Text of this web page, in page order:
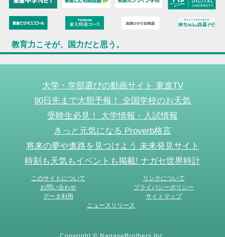
教育力こそが、国力だと思う。
大学・学部選びの動画サイト 東進TV
90日先まで大胆予報！ 全国学校のお天気
受験生必見！ 大学情報・入試情報
きっと元気になる Proverb格言
将来の夢や進路を見つけよう 未来発見サイト
時刻も天気もイベントも掲載! ナガセ世界時計
このサイトについて
リンクについて
お問い合わせ
プライバシーポリシー
データ利用
サイトマップ
ニュースリリース